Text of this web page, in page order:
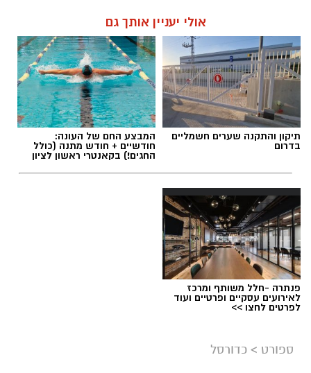
אולי יעניין אותך גם
תיקון והתקנה שערים חשמליים
בדרום
המבצע החם של העונה:
חודשיים + חודש מתנה (כולל
החגים!) בקאנטרי ראשון לציון
פנתרה -חלל משותף ומרכז
לאירועים עסקיים ופרטיים ועוד
לפרטים לחצו >>
ספורט > כדורסל